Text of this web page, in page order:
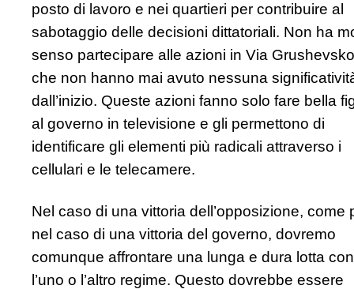
posto di lavoro e nei quartieri per contribuire al
sabotaggio delle decisioni dittatoriali. Non ha
senso partecipare alle azioni in Via
che non hanno mai avuto nessuna
dall’inizio. Queste azioni fanno solo fare bella
al governo in televisione e gli permettono di
identificare gli elementi più radicali attraverso i
cellulari e le telecamere.
Nel caso di una vittoria dell’opposizione, come
nel caso di una vittoria del governo, dovremo
comunque affrontare una lunga e dura lotta
l’uno o l’altro regime. Questo dovrebbe essere